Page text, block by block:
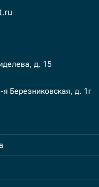
д. 15
Березниковская, д. 1г